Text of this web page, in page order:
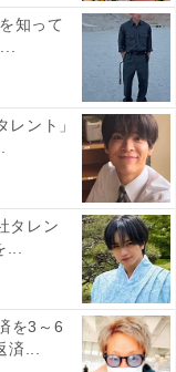
「コスパが良い
グでも2位にラン
、あまり長居しな
歳女性／愛知
知って
ント」
タレン
を3～6
...